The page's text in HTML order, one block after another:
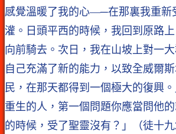
感覺溫暖了我的心—─在那裏我重新
灌。日頭平西的時候，我回到原路上
向前騎去。次日，我在山坡上對一
自己充滿了新的能力，以致全威爾
民，在那天都得到一個極大的復興
重生的人，第一個問題你應當問他
的時候，受了聖靈沒有？」（徒十九